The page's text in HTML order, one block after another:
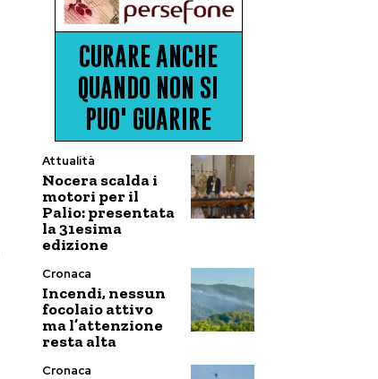
Attualità
Nocera scalda i
motori per il
Palio: presentata
la 31esima
edizione
Cronaca
Incendi, nessun
focolaio attivo
ma l’attenzione
resta alta
Cronaca